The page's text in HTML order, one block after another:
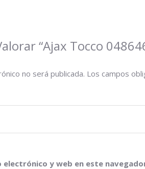
“Ajax Tocco
no será publicada. Los campos
electrónico y web en este